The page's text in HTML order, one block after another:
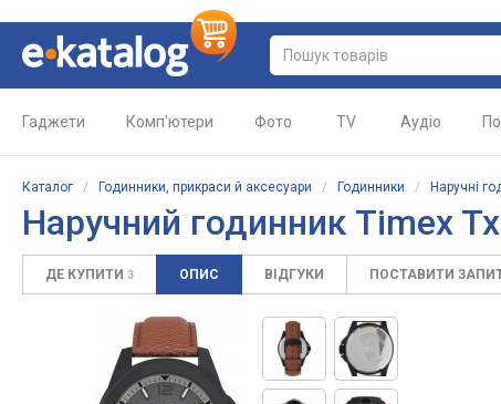
Гаджети Комп'ютери Фото TV Аудіо
Каталог / Годинники, прикраси й аксесуари / Годинники / Наручні
Наручний годинник Timex
ДЕ КУПИТИ 3 ОПИС ВІДГУКИ ПОСТАВИТИ